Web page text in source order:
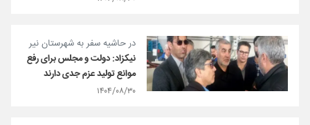
در حاشیه سفر به شهرستان نیر
نیکزاد: دولت و مجلس برای رفع
موانع تولید عزم جدی دارند
۱۴۰۴/۰۸/۳۰